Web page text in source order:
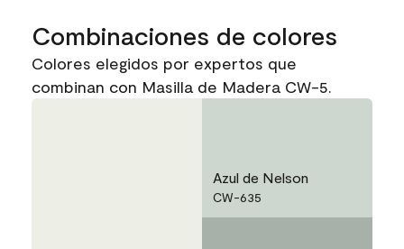
Combinaciones de colores
Colores elegidos por expertos que
combinan con Masilla de Madera CW-5.
Azul de Nelson
CW-635